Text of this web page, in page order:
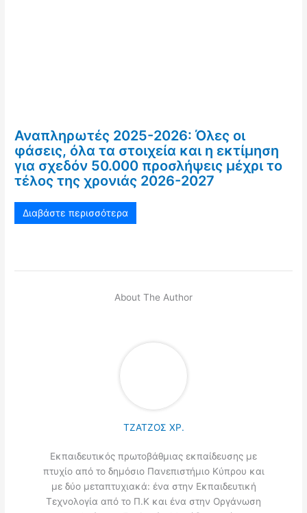
Αναπληρωτές 2025-2026: Όλες οι
φάσεις, όλα τα στοιχεία και η εκτίμηση
για σχεδόν 50.000 προσλήψεις μέχρι το
τέλος της χρονιάς 2026-2027
Διαβάστε περισσότερα
About The Author
ΤΖΑΤΖΟΣ ΧΡ.
Εκπαιδευτικός πρωτοβάθμιας εκπαίδευσης με
πτυχίο από το δημόσιο Πανεπιστήμιο Κύπρου και
με δύο μεταπτυχιακά: ένα στην Εκπαιδευτική
Τεχνολογία από το Π.Κ και ένα στην Οργάνωση